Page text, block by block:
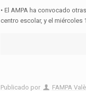
• El AMPA ha convocado
centro escolar, y el miércoles
Publicado por FAMPA